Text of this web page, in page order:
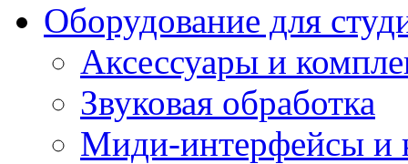
Оборудование для
Аксессуары и
Звуковая обработка
Миди-интерфейсы и